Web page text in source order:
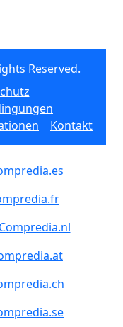
Reserved.
Kontakt
Compredia.nl